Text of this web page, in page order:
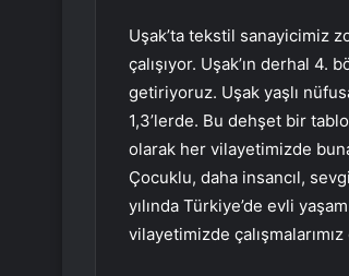
Uşak’ta tekstil sanayicimiz
çalışıyor. Uşak’ın derhal
getiriyoruz. Uşak yaşlı
1,3’lerde. Bu dehşet bir
olarak her vilayetimizde
Çocuklu, daha insancıl,
yılında Türkiye’de evli
vilayetimizde